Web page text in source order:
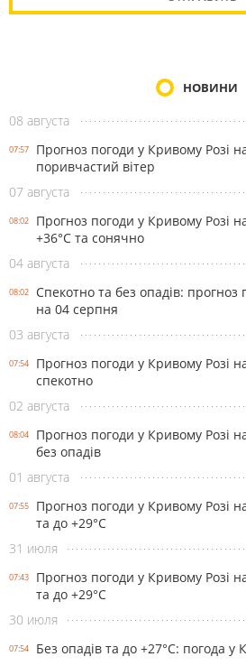
НОВИНИ
08 августа
07:57
Прогноз погоди у Кривому Розі
поривчастий вітер
07 августа
08:02
Прогноз погоди у Кривому Розі
+36°С та сонячно
04 августа
08:02
Спекотно та без опадів: прогноз
на 04 серпня
03 августа
07:54
Прогноз погоди у Кривому Розі
спекотно
02 августа
08:04
Прогноз погоди у Кривому Розі
без опадів
01 августа
07:55
Прогноз погоди у Кривому Розі
та до +29°С
31 июля
07:43
Прогноз погоди у Кривому Розі
та до +29°С
30 июля
07:54
Без опадів та до +27°С: погода у